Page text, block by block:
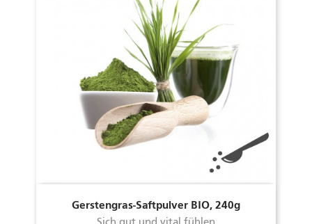
Gerstengras-Saftpulver BIO, 240g